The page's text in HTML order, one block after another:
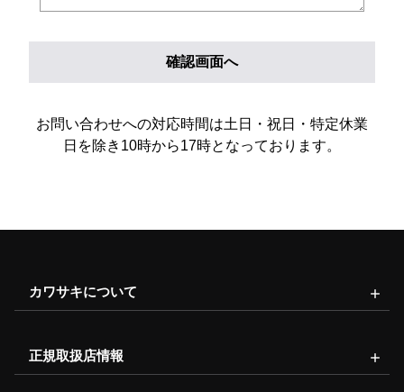
お問い合わせへの対応時間は土日・祝日・特定休業
日を除き10時から17時となっております。
カワサキについて
正規取扱店情報